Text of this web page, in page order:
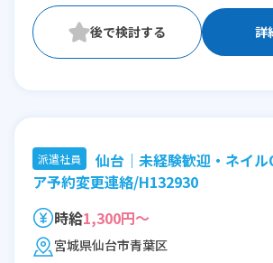
詳
派遣社員
仙台｜未経験歓迎・ネイル
ア予約変更連絡/H132930
時給1,300円～
宮城県仙台市青葉区